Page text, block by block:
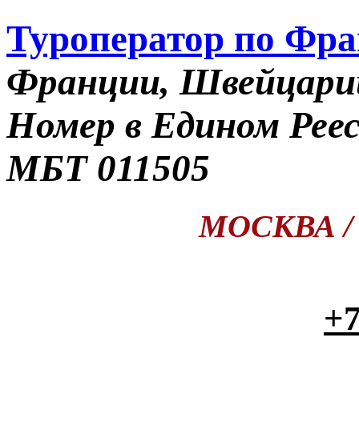
Туроператор по
Франции,
Номер в Едином
МБТ 011505
МОСКВА /